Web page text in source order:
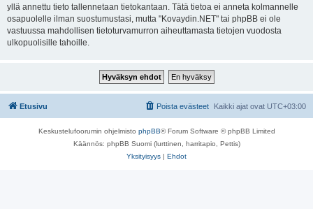
yllä annettu tieto tallennetaan tietokantaan. Tätä tietoa ei anneta kolmannelle
osapuolelle ilman suostumustasi, mutta "Kovaydin.NET" tai phpBB ei ole
vastuussa mahdollisen tietoturvamurron aiheuttamasta tietojen vuodosta
ulkopuolisille tahoille.
Etusivu Kaikki ajat ovat UTC+03:00
Poista evästeet
Keskustelufoorumin ohjelmisto phpBB® Forum Software © phpBB Limited
Käännös: phpBB Suomi (lurttinen, harritapio, Pettis)
Yksityisyys | Ehdot